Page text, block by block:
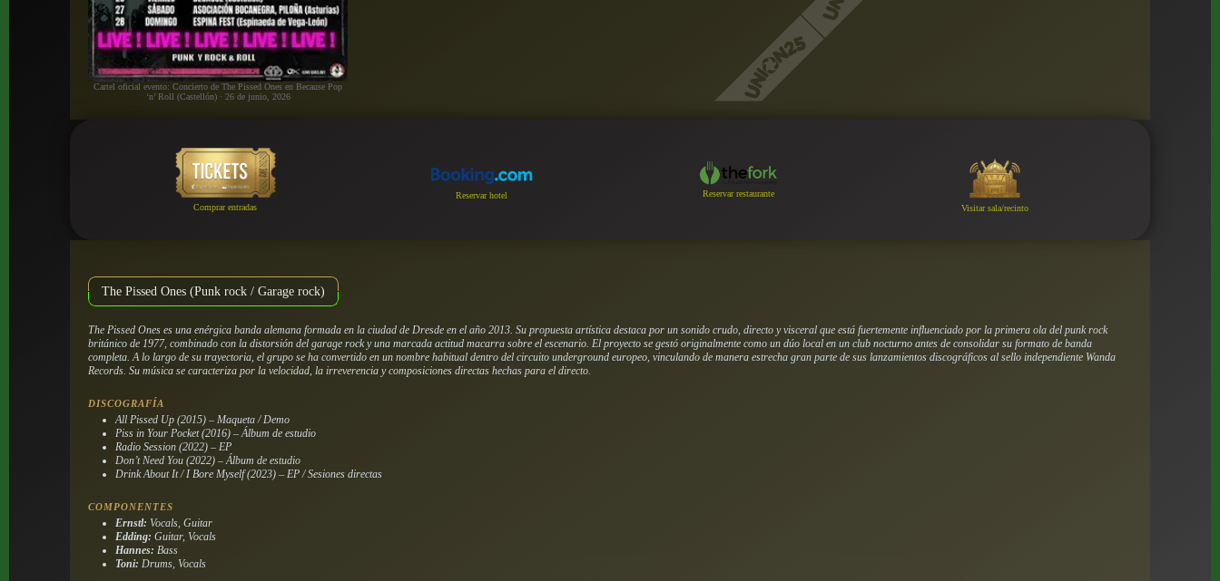
Cartel oficial evento: Concierto de The Pissed Ones en Because Pop
‘n’ Roll (Castellón) · 26 de junio, 2026
Comprar entradas
Reservar hotel
Reservar restaurante
Visitar sala/recinto
The Pissed Ones (Punk rock / Garage rock)
The Pissed Ones es una enérgica banda alemana formada en la ciudad de Dresde en el año 2013. Su propuesta artística destaca por un sonido crudo, directo y visceral que está fuertemente influenciado por la primera ola del punk rock
británico de 1977, combinado con la distorsión del garage rock y una marcada actitud macarra sobre el escenario. El proyecto se gestó originalmente como un dúo local en un club nocturno antes de consolidar su formato de banda
completa. A lo largo de su trayectoria, el grupo se ha convertido en un nombre habitual dentro del circuito underground europeo, vinculando de manera estrecha gran parte de sus lanzamientos discográficos al sello independiente Wanda
Records. Su música se caracteriza por la velocidad, la irreverencia y composiciones directas hechas para el directo.
DISCOGRAFÍA
All Pissed Up (2015) – Maqueta / Demo
Piss in Your Pocket (2016) – Álbum de estudio
Radio Session (2022) – EP
Don’t Need You (2022) – Álbum de estudio
Drink About It / I Bore Myself (2023) – EP / Sesiones directas
COMPONENTES
Ernstl: Vocals, Guitar
Edding: Guitar, Vocals
Hannes: Bass
Toni: Drums, Vocals